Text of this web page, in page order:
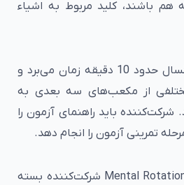
هم باشند، کلید مربوط به اشیاء
آزمون چرخش ذهنی بزرگسال حدود 10 دقیقه زمان می‌برد و
از مکعب‌های سه بعدی به
باید راهنمای آزمون را
تمرینی آزمون را انجام دهد.
در مرحله تمرینی آزمون Mental Rotation شرکت‌کننده بسته